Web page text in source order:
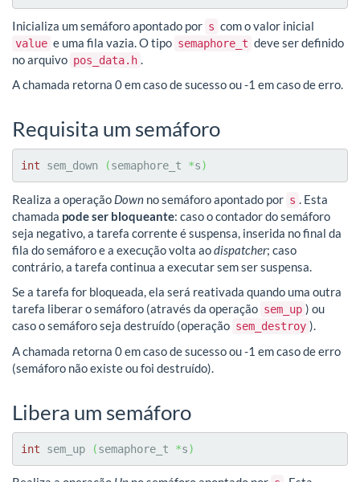
Inicializa um semáforo apontado por s com o valor inicial
value e uma fila vazia. O tipo semaphore_t deve ser definido
no arquivo pos_data.h .
A chamada retorna 0 em caso de sucesso ou -1 em caso de erro.
Requisita um semáforo
int sem_down (semaphore_t *s)
Realiza a operação Down no semáforo apontado por s . Esta
chamada pode ser bloqueante: caso o contador do semáforo
seja negativo, a tarefa corrente é suspensa, inserida no final da
fila do semáforo e a execução volta aodispatcher; caso
contrário, a tarefa continua a executar sem ser suspensa.
Se a tarefa for bloqueada, ela será reativada quando uma outra
tarefa liberar o semáforo (através da operação sem_up ) ou
caso o semáforo seja destruído (operação sem_destroy ).
A chamada retorna 0 em caso de sucesso ou -1 em caso de erro
(semáforo não existe ou foi destruído).
Libera um semáforo
int sem_up (semaphore_t *s)